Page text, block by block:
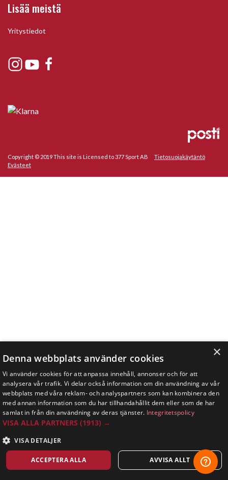
Lisää meistä
Yritystiedot
Copyright © 2019 This site is Licensed to 377 Sport AB
Tietosuojakäytäntö
Evästeet
×
Denna webbplats använder cookies
Vi använder cookies för att anpassa innehåll, annonser och för att
analysera vår trafik. Vi delar också information om din användning av vår
webbplats med våra reklam- och analyspartners som kan kombinera den
med annan information som du har tillhandahållit dem eller som de har
samlat in från din användning av deras tjänster. Integritetspolicy
VISA ALLA PARTNERS (1913) →
VISA DETALJER
ACCEPTERA ALLA AVVISA ALLT